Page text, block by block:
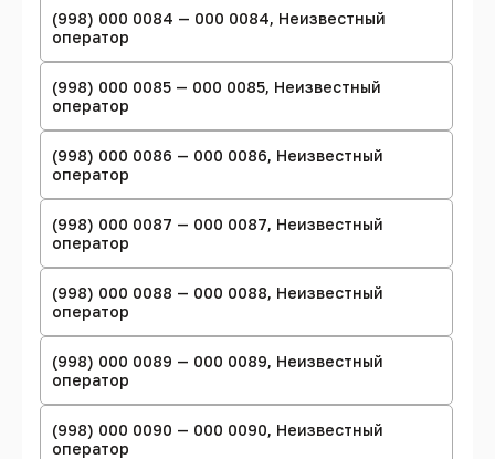
(998) 000 0084 — 000 0084, Неизвестный
оператор
(998) 000 0085 — 000 0085, Неизвестный
оператор
(998) 000 0086 — 000 0086, Неизвестный
оператор
(998) 000 0087 — 000 0087, Неизвестный
оператор
(998) 000 0088 — 000 0088, Неизвестный
оператор
(998) 000 0089 — 000 0089, Неизвестный
оператор
(998) 000 0090 — 000 0090, Неизвестный
оператор